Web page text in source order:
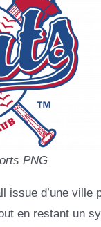
PNG
issue d’une
en restant un